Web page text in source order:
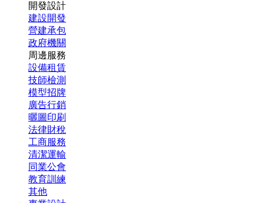
開發設計
建設開發
營建承包
政府機關
周邊服務
設備租賃
技師檢測
模型招牌
廣告行銷
曬圖印刷
法律財稅
工商服務
清潔運輸
同業公會
教育訓練
其他